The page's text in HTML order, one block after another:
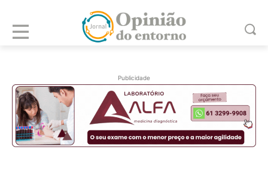
Publicidade